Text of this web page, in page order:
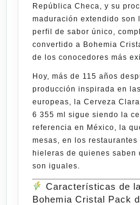
República Checa, y su
maduración extendido son
perfil de sabor único,
convertido a Bohemia
de los conocedores más
Hoy, más de 115 años
producción inspirada en
europeas, la Cerveza
6 355 ml sigue siendo la
referencia en México, la
mesas, en los
hieleras de quienes saben
son iguales.
Características de
Bohemia Cristal Pack